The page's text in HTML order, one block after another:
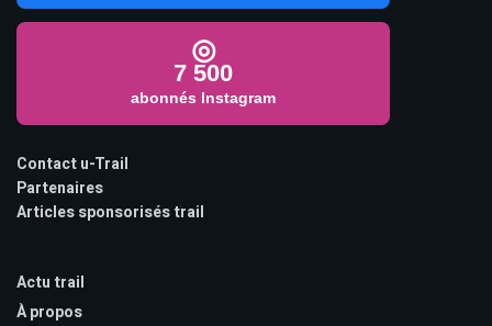
◎
7 500
abonnés Instagram
Contact u-Trail
Partenaires
Articles sponsorisés trail
Actu trail
À propos